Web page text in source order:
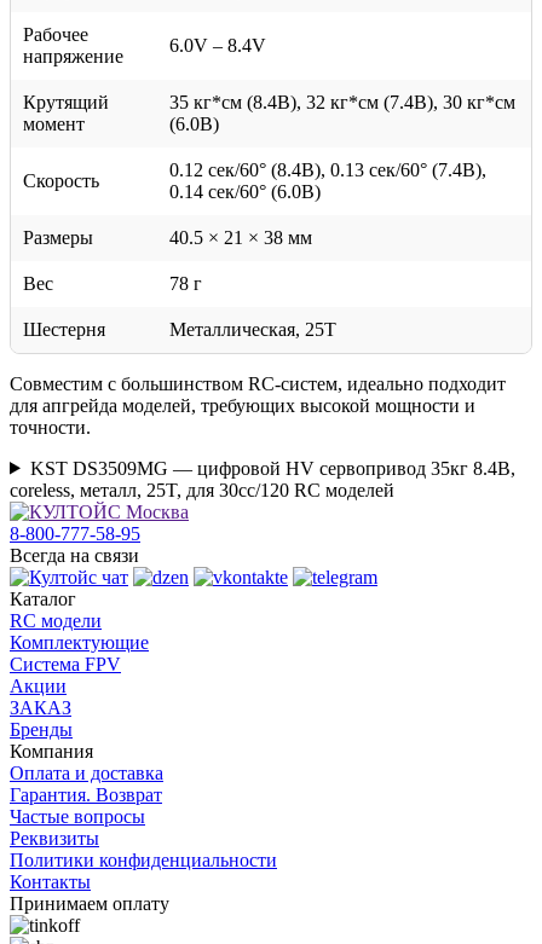
Рабочее
напряжение
6.0V – 8.4V
Крутящий
момент
35 кг*см (8.4В), 32 кг*см (7.4В), 30 кг*см
(6.0В)
Скорость
0.12 сек/60° (8.4В), 0.13 сек/60° (7.4В),
0.14 сек/60° (6.0В)
Размеры 40.5 × 21 × 38 мм
Вес 78 г
Шестерня Металлическая, 25T
Совместим с большинством RC-систем, идеально подходит
для апгрейда моделей, требующих высокой мощности и
точности.
KST DS3509MG — цифровой HV сервопривод 35кг 8.4В,
coreless, металл, 25T, для 30cc/120 RC моделей
8-800-777-58-95
Всегда на связи
Каталог
RC модели
Комплектующие
Система FPV
Акции
ЗАКАЗ
Бренды
Компания
Оплата и доставка
Гарантия. Возврат
Частые вопросы
Реквизиты
Политики конфиденциальности
Контакты
Принимаем оплату